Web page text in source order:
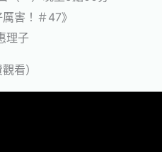
害！＃47》
理子
看）